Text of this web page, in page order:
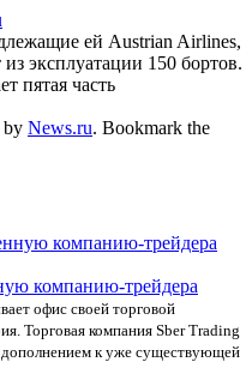
ей Austrian Airlines,
эксплуатации 150 бортов.
пятая часть
by News.ru. Bookmark the
компанию-трейдера
офис своей торговой
Торговая компания Sber Trading
к уже существующей